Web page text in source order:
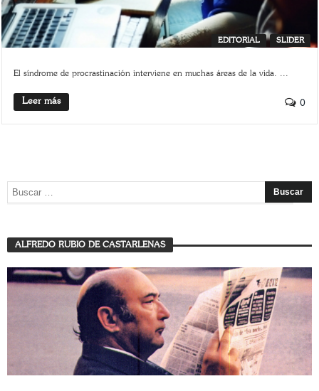
EDITORIAL SLIDER
El síndrome de procrastinación interviene en muchas áreas de la vida. ...
Leer más 0
ALFREDO RUBIO DE CASTARLENAS